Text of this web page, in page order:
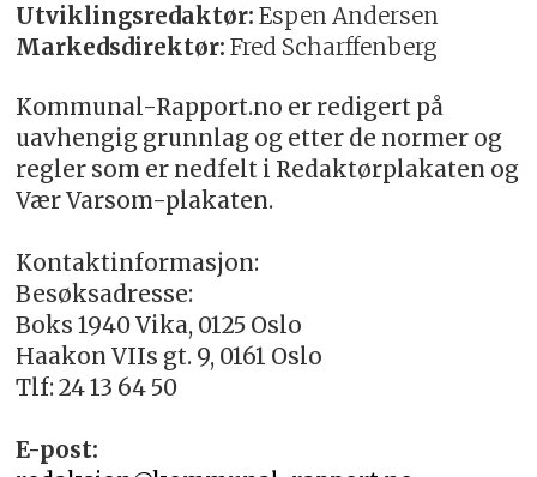
Utviklingsredaktør: Espen Andersen
Markedsdirektør: Fred Scharffenberg
Kommunal-Rapport.no er redigert på
uavhengig grunnlag og etter de normer og
regler som er nedfelt i Redaktørplakaten og
Vær Varsom-plakaten.
Kontaktinformasjon:
Besøksadresse:
Boks 1940 Vika, 0125 Oslo
Haakon VIIs gt. 9, 0161 Oslo
Tlf: 24 13 64 50
E-post: